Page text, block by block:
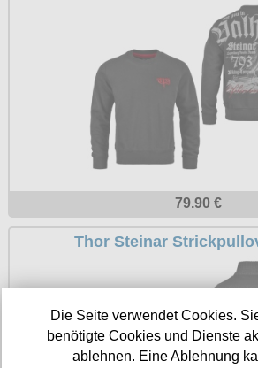
79.90 €
Thor Steinar
Die Seite verwendet Cookies.
benötigte Cookies und Dienste
ablehnen. Eine Ablehnung